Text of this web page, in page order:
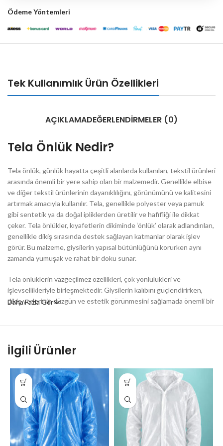
Ödeme Yöntemleri
Tek Kullanımlık Ürün Özellikleri
AÇIKLAMADEĞERLENDIRMELER (0)
Tela Önlük Nedir?
Tela önlük, günlük hayatta çeşitli alanlarda kullanılan, tekstil ürünleri
arasında önemli bir yere sahip olan bir malzemedir. Genellikle elbise
ve diğer tekstil ürünlerinin dayanıklılığını, görünümünü ve kalitesini
artırmak amacıyla kullanılır. Tela, genellikle polyester veya pamuk
gibi sentetik ya da doğal ipliklerden üretilir ve hafifliği ile dikkat
çeker. Tela önlükler, kıyafetlerin dikiminde ‘önlük’ olarak adlandırılan,
genellikle dikiş sırasında destek sağlayan katmanlar olarak işlev
görür. Bu malzeme, giysilerin yapısal bütünlüğünü korurken aynı
zamanda yumuşak ve rahat bir doku sunar.
Tela önlüklerin vazgeçilmez özellikleri, çok yönlülükleri ve
işlevsellikleriyle birleşmektedir. Giysilerin kalıbını güçlendirirken,
dikiş yerlerinin düzgün ve estetik görünmesini sağlamada önemli bir
destek sağlayacak şekilde seçilmelidir. Böylelikle, giyilen giysilerin
hem konforlu hem de şık görünmesi mümkün olur.
Kullanım alanları arasında kıyafetlerin yanı sıra, ev tekstili ürünleri,
kostümler ve sektör spesifik giysilerin yanı sıra, özel üretimlerinde
de geniş bir yelpazeye sahiptir. Her biri belirli bir amaca yönelik
tasarlanmış farklı desenleri ve dokuları sayesinde, tela önlükler,
modanın ve pratikliğin kesiştiği bir noktada yer alır. Yüksek kaliteli
bir tela önlük, dikişlerde sağlamlık, dayanıklılık ve şıklık sunarak,
tasarımlarınıza profesyonel bir dokunuş kazandırır. Bu nedenle, tela
Daha Fazla Gör
İlgili Ürünler